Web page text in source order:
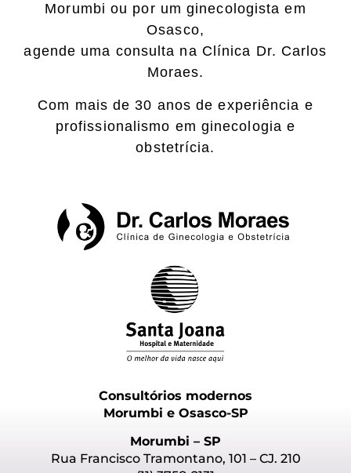
Morumbi ou por um ginecologista em
Osasco,
agende uma consulta na Clínica Dr. Carlos
Moraes.
Com mais de 30 anos de experiência e
profissionalismo em ginecologia e
obstetrícia.
Consultórios modernos
Morumbi e Osasco-SP
Morumbi – SP
Rua Francisco Tramontano, 101 – CJ. 210